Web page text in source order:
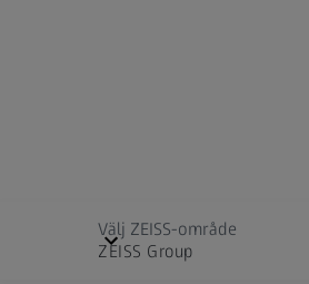
Välj ZEISS-område
ZEISS Group